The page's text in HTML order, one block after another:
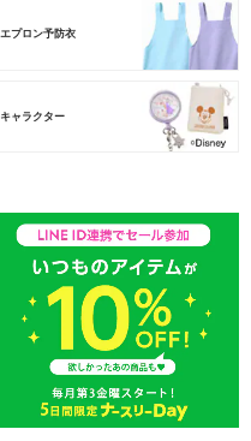
エプロン予防衣
キャラクター